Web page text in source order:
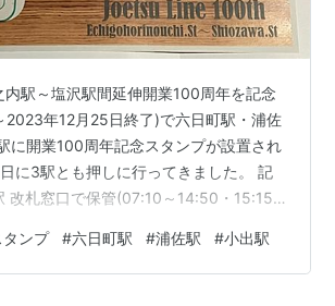
内駅～塩沢駅間延伸開業100周年を記念
2023年12月25日終了)で六日町駅・浦佐
に開業100周年記念スタンプが設置され
に3駅とも押しに行ってきました。 記
改札窓口で保管(07:10～14:50・15:15
六日町駅(2020年9月20 押印) 浦佐駅
押印) 浦佐駅(2019年8月18日 押印) 小
タンプ #六日町駅 #浦佐駅 #小出駅